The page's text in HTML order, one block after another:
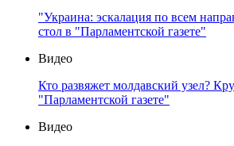
"Украина: эскалация по всем
стол в "Парламентской газете"
Видео
Кто развяжет молдавский узел?
"Парламентской газете"
Видео